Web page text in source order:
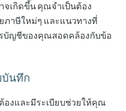
เกิดขึ้น คุณจำเป็นต้อง
ภาษีใหม่ๆ และแนวทางที่
รบัญชีของคุณสอดคล้องกับข้อ
บันทึก
องและมีระเบียบช่วยให้คุณ